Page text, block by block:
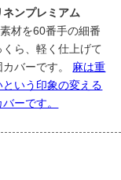
ネンプレミアム
材を60番手の細番
ら、軽く仕上げて
カバーです。 麻は重
という印象の変える
ーです。